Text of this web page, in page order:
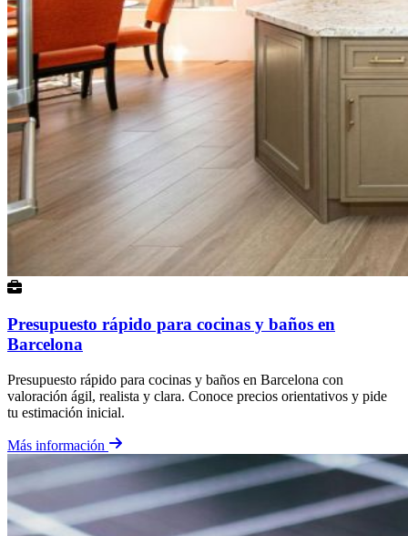
Presupuesto rápido para cocinas y baños en
Barcelona
Presupuesto rápido para cocinas y baños en Barcelona con
valoración ágil, realista y clara. Conoce precios orientativos y pide
tu estimación inicial.
Más información